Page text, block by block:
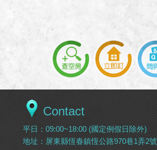
Contact
平日：09:00~18:00 (國定例假日除外)
地址：屏東縣恆春鎮恆公路970巷1弄2號